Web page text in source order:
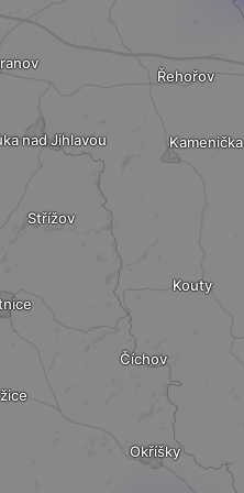
Řehořov
Střížov
nad Jihlavou
Číchov
Kouty
Kamenička
Okříšky